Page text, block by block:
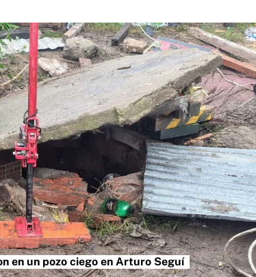
en un pozo ciego en Arturo Seguí